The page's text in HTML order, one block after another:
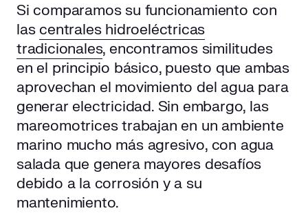
Si comparamos su funcionamiento con
las centrales hidroeléctricas
tradicionales, encontramos similitudes
en el principio básico, puesto que ambas
aprovechan el movimiento del agua para
generar electricidad. Sin embargo, las
mareomotrices trabajan en un ambiente
marino mucho más agresivo, con agua
salada que genera mayores desafíos
debido a la corrosión y a su
mantenimiento.